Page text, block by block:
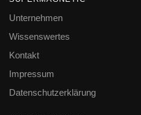
Unternehmen
Wissenswertes
Kontakt
Impressum
Datenschutzerklärung